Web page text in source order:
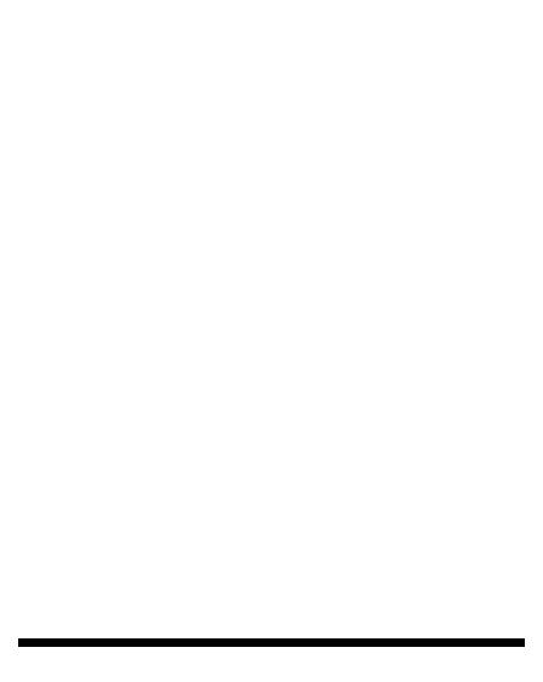
โดย Tax Justice Network ที่เป็นดัชนีที่จัดอันดับประเทศและ